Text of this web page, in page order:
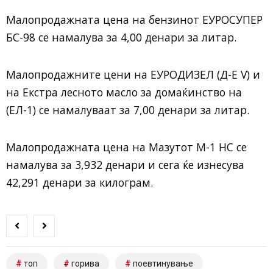
Малопродажната цена на бензинот ЕУРОСУПЕР
БС-98 се намалува за 4,00 денари за литар.
Малопродажните цени на ЕУРОДИЗЕЛ (Д-Е V) и
на Екстра лесното масло за домаќинство на
(ЕЛ-1) се намалуваат за 7,00 денари за литар.
Малопродажната цена на Мазутот М-1 НС се
намалува за 3,932 денари и сега ќе изнесува
42,291 денари за килограм.
топ горива поевтинување